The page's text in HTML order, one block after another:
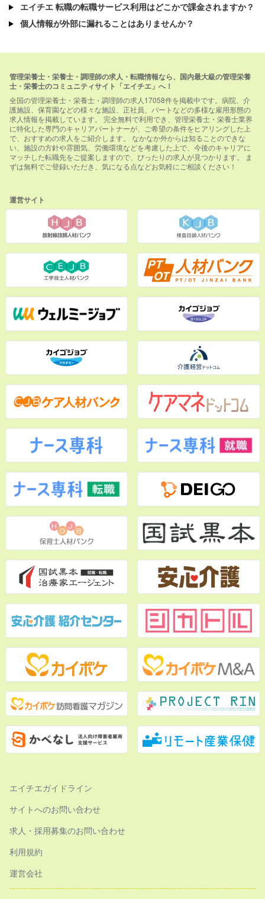
エイチエ 転職の転職サービス利用はどこかで課金されますか？
個人情報が外部に漏れることはありませんか？
管理栄養士・栄養士・調理師の求人・転職情報なら、国内最大級の管理栄養
士・栄養士のコミュニティサイト「エイチエ」へ！
全国の管理栄養士・栄養士・調理師の求人17058件を掲載中です。病院、介
護施設、保育園などの様々な施設、正社員、パートなどの多様な雇用形態の
求人情報を掲載しています。 完全無料で利用でき、管理栄養士・栄養士業界
に特化した専門のキャリアパートナーが、ご希望の条件をヒアリングした上
で、おすすめの求人をご紹介します。 なかなか外からは知ることのできな
い、施設の方針や雰囲気、労働環境などを考慮した上で、今後のキャリアに
マッチした転職先をご提案しますので、ぴったりの求人が見つかります。 ま
ずは無料でご登録いただき、気になる点などお気軽にご相談ください！
運営サイト
エイチエガイドライン
サイトへのお問い合わせ
求人・採用募集のお問い合わせ
利用規約
運営会社